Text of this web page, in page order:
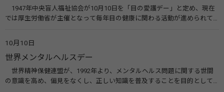
1947年中央盲人福祉協会が10月10日を「目の愛護デー」と定め、現在
では厚生労働省が主催となって毎年目の健康に関わる活動が進められて
会）
10月10日
世界メンタルヘルスデー
世界精神保健連盟が、1992年より、メンタルヘルス問題に関する世間
の意識を高め、偏見をなくし、正しい知識を普及することを目的として、